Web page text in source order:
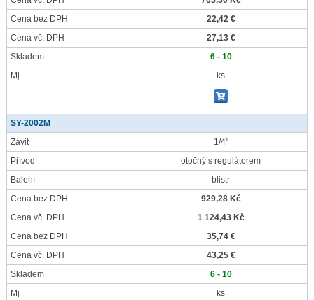
Cena bez DPH
22,42 €
Cena vč. DPH
27,13 €
Skladem
6 - 10
Mj
ks
SY-2002M
Závit
1/4"
Přívod
otočný s regulátorem
Balení
blistr
Cena bez DPH
929,28 Kč
Cena vč. DPH
1 124,43 Kč
Cena bez DPH
35,74 €
Cena vč. DPH
43,25 €
Skladem
6 - 10
Mj
ks